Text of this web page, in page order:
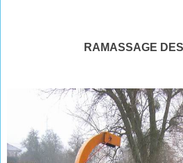
RAMASSAGE